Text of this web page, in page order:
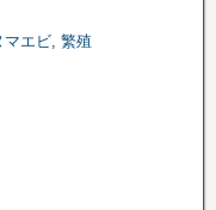
マエビ, 繁殖